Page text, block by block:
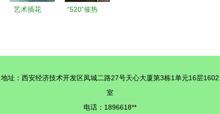
卉
艺术插花
花卉艺术世
“520”催热
地址：西安经济技术开发区凤城二路27号天心大厦第3栋1单元16层1602
室
电话：1896618**